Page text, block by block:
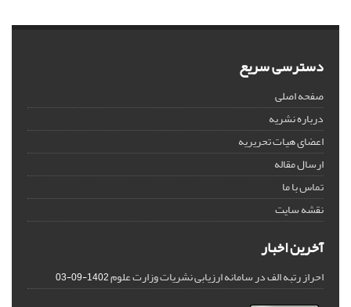
دسترسی سریع
صفحه اصلی
درباره نشریه
اعضای هیات تحریریه
ارسال مقاله
تماس با ما
نقشه سایت
آخرین اخبار
احراز رتبه الف در سامانه ارزیابی نشریات وزارت علوم1402-09-03